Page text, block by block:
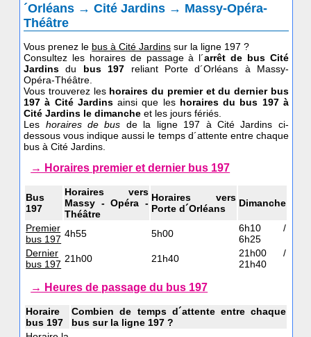
´Orléans → Cité Jardins → Massy-Opéra-
Théâtre
Vous prenez le bus à Cité Jardins sur la ligne 197 ?
Consultez les horaires de passage à l´arrêt de bus Cité
Jardins du bus 197 reliant Porte d´Orléans à Massy-
Opéra-Théâtre.
Vous trouverez les horaires du premier et du dernier bus
197 à Cité Jardinsainsi que les horaires du bus 197à
Cité Jardins le dimanche et les jours fériés.
Les horaires de bus de la ligne 197 à Cité Jardins ci-
dessous vous indique aussi le temps d´attente entre chaque
bus à Cité Jardins.
→ Horaires premier et dernier bus 197
Bus
197
Horaires vers
Massy - Opéra -
Théâtre
Horaires vers
Porte d´Orléans
Dimanche
Premier
bus 197 4h55 5h00
6h10 /
6h25
Dernier
bus 197 21h00 21h40
21h00 /
21h40
→ Heures de passage du bus 197
Horaire
bus 197
Combien de temps d´attente entre chaque
bus sur la ligne 197 ?